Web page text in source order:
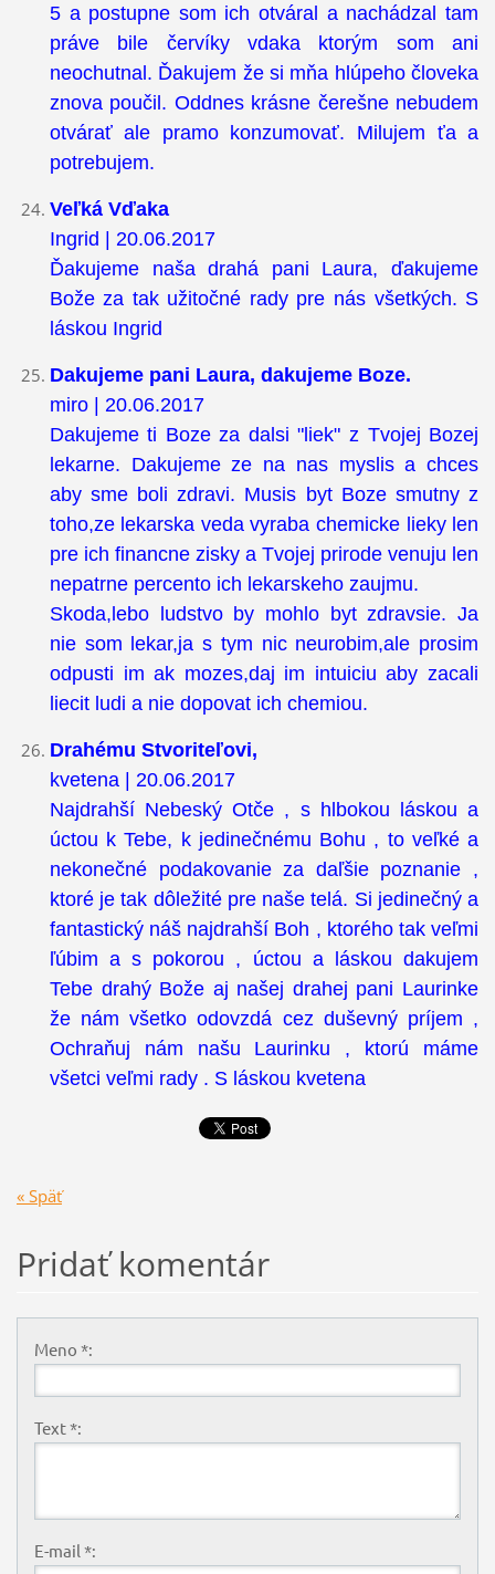
5 a postupne som ich otváral a nachádzal tam
práve bile červíky vdaka ktorým som ani
neochutnal. Ďakujem že si mňa hlúpeho človeka
znova poučil. Oddnes krásne čerešne nebudem
otvárať ale pramo konzumovať. Milujem ťa a
potrebujem.
Veľká Vďaka
Ingrid | 20.06.2017
Ďakujeme naša drahá pani Laura, ďakujeme
Bože za tak užitočné rady pre nás všetkých. S
láskou Ingrid
Dakujeme pani Laura, dakujeme Boze.
miro | 20.06.2017
Dakujeme ti Boze za dalsi "liek" z Tvojej Bozej
lekarne. Dakujeme ze na nas myslis a chces
aby sme boli zdravi. Musis byt Boze smutny z
toho,ze lekarska veda vyraba chemicke lieky len
pre ich financne zisky a Tvojej prirode venuju len
nepatrne percento ich lekarskeho zaujmu.
Skoda,lebo ludstvo by mohlo byt zdravsie. Ja
nie som lekar,ja s tym nic neurobim,ale prosim
odpusti im ak mozes,daj im intuiciu aby zacali
liecit ludi a nie dopovat ich chemiou.
Drahému Stvoriteľovi,
kvetena | 20.06.2017
Najdrahší Nebeský Otče , s hlbokou láskou a
úctou k Tebe, k jedinečnému Bohu , to veľké a
nekonečné podakovanie za daľšie poznanie ,
ktoré je tak dôležité pre naše telá. Si jedinečný a
fantastický náš najdrahší Boh , ktorého tak veľmi
ľúbim a s pokorou , úctou a láskou dakujem
Tebe drahý Bože aj našej drahej pani Laurinke
že nám všetko odovzdá cez duševný príjem ,
Ochraňuj nám našu Laurinku , ktorú máme
všetci veľmi rady . S láskou kvetena
« Späť
Pridať komentár
Meno *:
Text *:
E-mail *: